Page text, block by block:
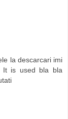
la descarcari imi
It is used bla bla